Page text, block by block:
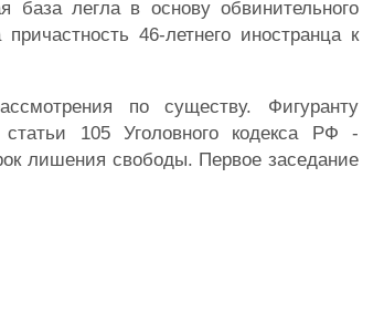
база легла в основу обвинительного
46-летнего иностранца к
по существу. Фигуранту
статьи 105 Уголовного кодекса РФ -
лишения свободы. Первое заседание